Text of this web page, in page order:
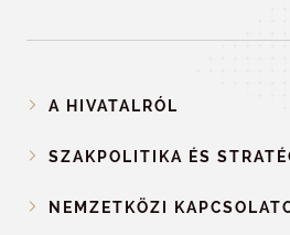
A HIVATALRÓL
SZAKPOLITIKA ÉS
NEMZETKÖZI